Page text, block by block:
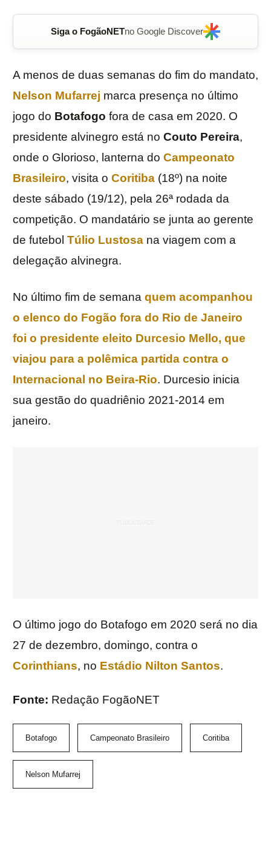
Siga o FogãoNETno Google Discover
A menos de duas semanas do fim do mandato,
Nelson Mufarrej marca presença no último
jogo do Botafogo fora de casa em 2020. O
presidente alvinegro está no Couto Pereira,
onde o Glorioso, lanterna do Campeonato
Brasileiro, visita o Coritiba (18º) na noite
deste sábado (19/12), pela 26ª rodada da
competição. O mandatário se junta ao gerente
de futebol Túlio Lustosa na viagem com a
delegação alvinegra.
No último fim de semana quem acompanhou
o elenco do Fogão fora do Rio de Janeiro
foi o presidente eleito Durcesio Mello, que
viajou para a polêmica partida contra o
Internacional no Beira-Rio. Durcesio inicia
sua gestão do quadriênio 2021-2014 em
janeiro.
O último jogo do Botafogo em 2020 será no dia
27 de dezembro, domingo, contra o
Corinthians, no Estádio Nilton Santos.
Fonte: Redação FogãoNET
Botafogo Campeonato Brasileiro Coritiba
Nelson Mufarrej